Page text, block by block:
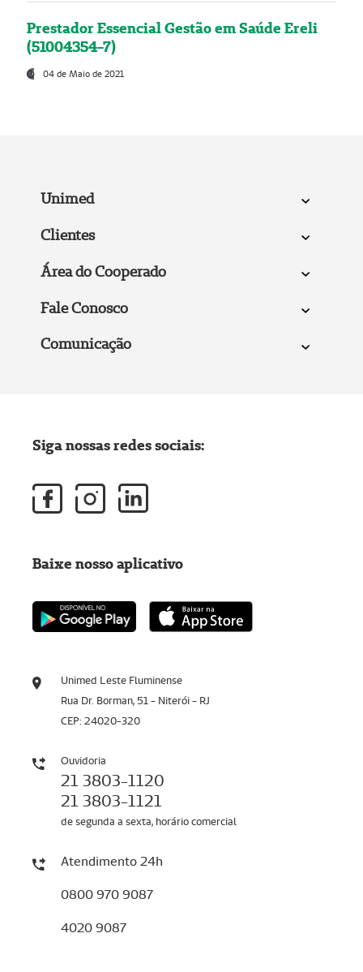
Prestador Essencial Gestão em Saúde Ereli
(51004354-7)
04 de Maio de 2021
Unimed
Clientes
Área do Cooperado
Fale Conosco
Comunicação
Unimed Leste Fluminense
Rua Dr. Borman, 51 - Niterói - RJ
CEP: 24020-320
Ouvidoria
21 3803-1120
21 3803-1121
de segunda a sexta, horário comercial
Atendimento 24h
0800 970 9087
4020 9087
Siga nossas redes sociais:
Baixe nosso aplicativo